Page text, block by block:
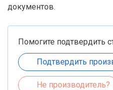
документов.
Помогите подтвердить
Подтвердить
Не производитель?